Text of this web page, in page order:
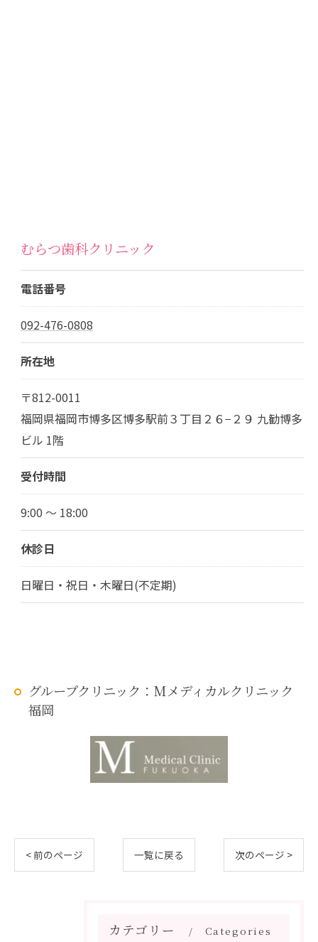
むらつ歯科クリニック
電話番号
092-476-0808
所在地
〒812-0011
福岡県福岡市博多区博多駅前３丁目２６−２９ 九勧博多
ビル 1階
受付時間
9:00 ～ 18:00
休診日
日曜日・祝日・木曜日(不定期)
グループクリニック：Mメディカルクリニック
福岡
< 前のページ 一覧に戻る 次のページ >
カテゴリー Categories